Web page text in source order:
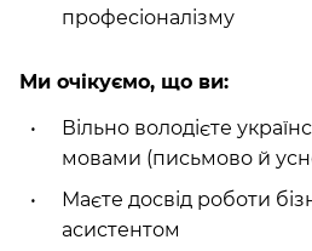
професіоналізму
Ми очікуємо, що ви:
Вільно володієте
мовами (письмово й
Маєте досвід роботи
асистентом